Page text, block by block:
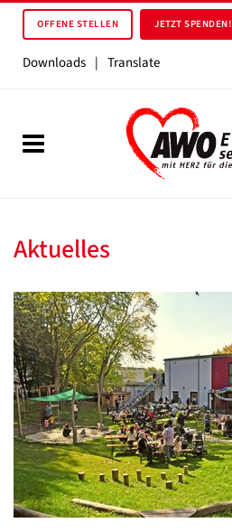
OFFENE STELLEN JETZT SPENDEN!
Downloads | Translate
Aktuelles